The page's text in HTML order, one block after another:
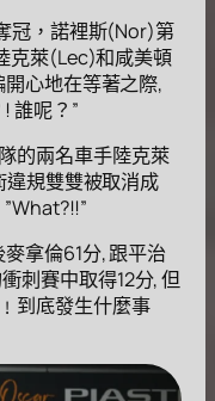
冠，諾裡斯(Nor)第
克萊(Lec)和咸美頓
心地在等著之際,
誰呢？”
的兩名車手陸克萊
規雙雙被取消成
拿倫61分, 跟平治
刺賽中取得12分, 但
到底發生什麼事